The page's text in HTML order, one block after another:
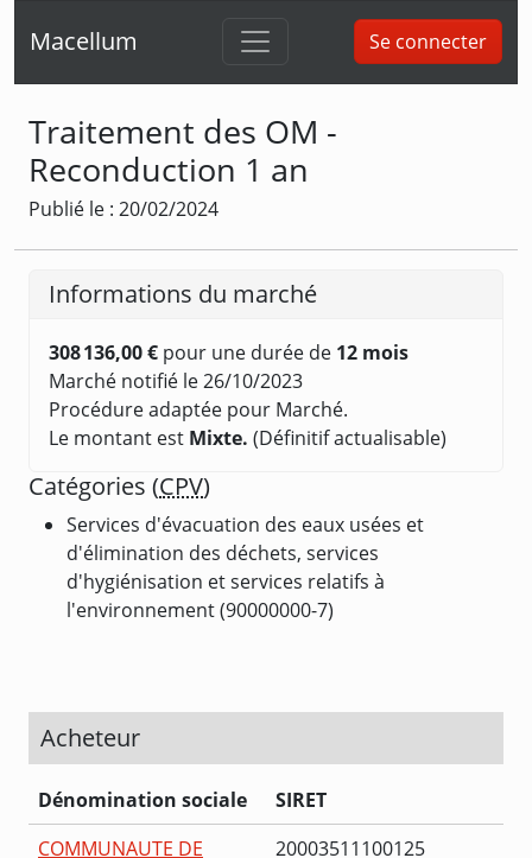
Macellum Se connecter
Traitement des OM -
Reconduction 1 an
Publié le : 20/02/2024
Informations du marché
308 136,00 € pour une durée de 12 mois
Marché notifié le 26/10/2023
Procédure adaptée pour Marché.
Le montant est Mixte. (Définitif actualisable)
Catégories (CPV)
Services d'évacuation des eaux usées et
d'élimination des déchets, services
d'hygiénisation et services relatifs à
l'environnement (90000000-7)
Acheteur
Dénomination sociale
SIRET
COMMUNAUTE DE
20003511100125